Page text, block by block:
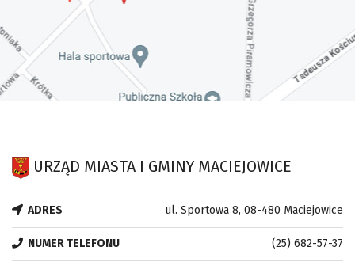
URZĄD MIASTA I GMINY MACIEJOWICE
ADRES ul. Sportowa 8, 08-480 Maciejowice
NUMER TELEFONU (25) 682-57-37